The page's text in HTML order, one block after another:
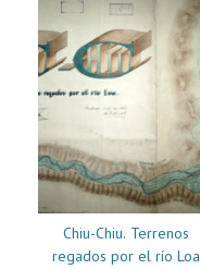
Chiu-Chiu. Terrenos
regados por el río Loa